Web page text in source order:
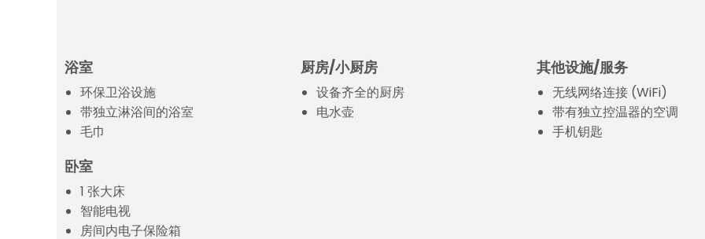
浴室
环保卫浴设施
带独立淋浴间的浴室
毛巾
卧室
1 张大床
智能电视
房间内电子保险箱
厨房/小厨房
设备齐全的厨房
电水壶
其他设施/服务
无线网络连接 (WiFi)
带有独立控温器的空调
手机钥匙